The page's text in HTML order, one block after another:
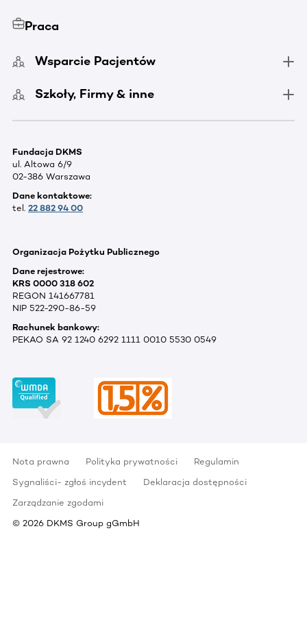
Praca
Wsparcie Pacjentów
Szkoły, Firmy & inne
Fundacja DKMS
ul. Altowa 6/9
02-386 Warszawa
Dane kontaktowe:
tel. 22 882 94 00
Organizacja Pożytku Publicznego
Dane rejestrowe:
KRS 0000 318 602
REGON 141667781
NIP 522-290-86-59
Rachunek bankowy:
PEKAO SA 92 1240 6292 1111 0010 5530 0549
Nota prawna Polityka prywatności
Regulamin
Sygnaliści- zgłoś incydent
Deklaracja dostępności
Zarządzanie zgodami
© 2026 DKMS Group gGmbH